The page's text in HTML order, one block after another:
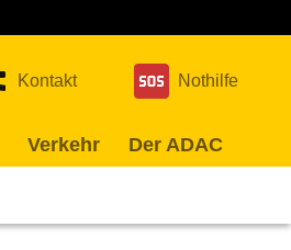
Kontakt Nothilfe
Verkehr Der ADAC